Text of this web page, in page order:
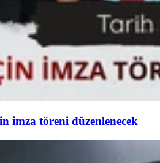
imza töreni düzenlenecek